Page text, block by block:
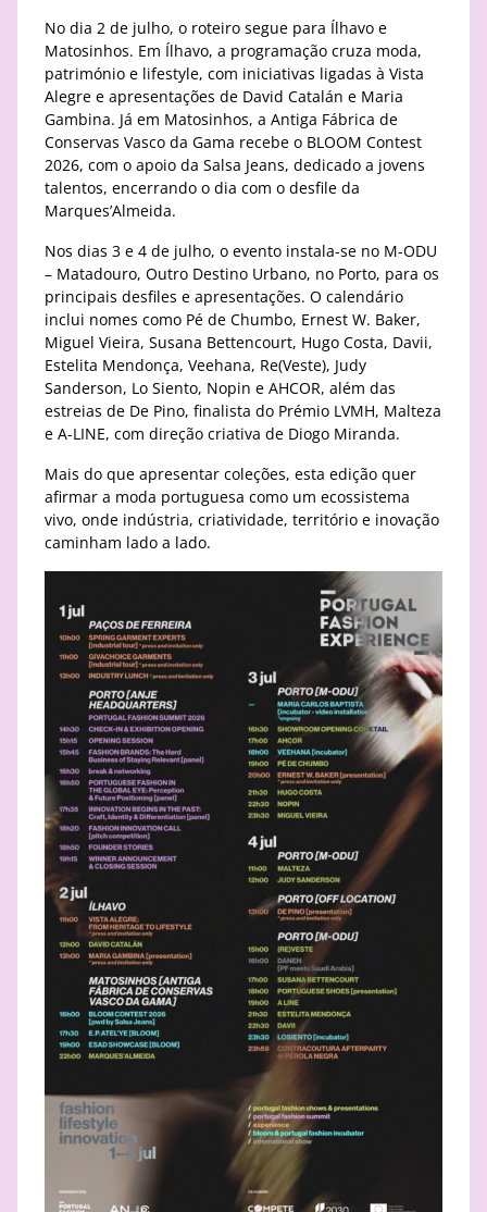
No dia 2 de julho, o roteiro segue para Ílhavo e
Matosinhos. Em Ílhavo, a programação cruza moda,
património e lifestyle, com iniciativas ligadas à Vista
Alegre e apresentações de David Catalán e Maria
Gambina. Já em Matosinhos, a Antiga Fábrica de
Conservas Vasco da Gama recebe o BLOOM Contest
2026, com o apoio da Salsa Jeans, dedicado a jovens
talentos, encerrando o dia com o desfile da
Marques’Almeida.
Nos dias 3 e 4 de julho, o evento instala-se no M-ODU
– Matadouro, Outro Destino Urbano, no Porto, para os
principais desfiles e apresentações. O calendário
inclui nomes como Pé de Chumbo, Ernest W. Baker,
Miguel Vieira, Susana Bettencourt, Hugo Costa, Davii,
Estelita Mendonça, Veehana, Re(Veste), Judy
Sanderson, Lo Siento, Nopin e AHCOR, além das
estreias de De Pino, finalista do Prémio LVMH, Malteza
e A-LINE, com direção criativa de Diogo Miranda.
Mais do que apresentar coleções, esta edição quer
afirmar a moda portuguesa como um ecossistema
vivo, onde indústria, criatividade, território e inovação
caminham lado a lado.